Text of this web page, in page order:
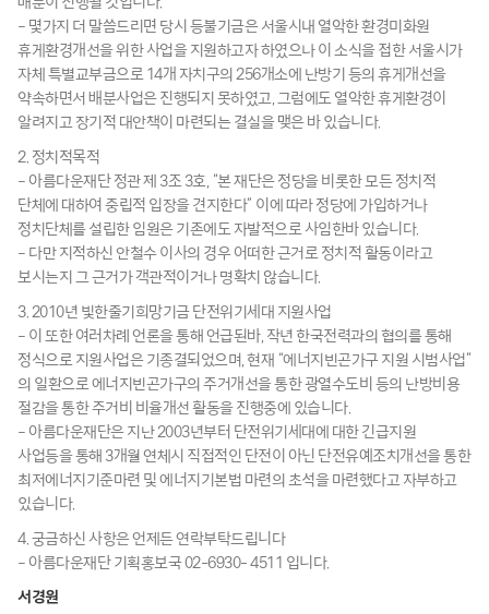
– 몇가지 더 말씀드리면 당시 등불기금은 서울시내 열악한 환경미화원
휴게환경개선을 위한 사업을 지원하고자 하였으나 이 소식을 접한 서울시가
자체 특별교부금으로 14개 자치구의 256개소에 난방기 등의 휴게개선을
약속하면서 배분사업은 진행되지 못하였고, 그럼에도 열악한 휴게환경이
알려지고 장기적 대안책이 마련되는 결실을 맺은 바 있습니다.
2. 정치적목적
– 아름다운재단 정관 제 3조 3호, “본 재단은 정당을 비롯한 모든 정치적
단체에 대하여 중립적 입장을 견지한다” 이에 따라 정당에 가입하거나
정치단체를 설립한 임원은 기존에도 자발적으로 사임한바 있습니다.
– 다만 지적하신 안철수 이사의 경우 어떠한 근거로 정치적 활동이라고
보시는지 그 근거가 객관적이거나 명확치 않습니다.
3. 2010년 빛한줄기희망기금 단전위기세대 지원사업
– 이 또한 여러차례 언론을 통해 언급된바, 작년 한국전력과의 협의를 통해
정식으로 지원사업은 기종결되었으며, 현재 “에너지빈곤가구 지원 시범사업”
의 일환으로 에너지빈곤가구의 주거개선을 통한 광열수도비 등의 난방비용
절감을 통한 주거비 비율개선 활동을 진행중에 있습니다.
– 아름다운재단은 지난 2003년부터 단전위기세대에 대한 긴급지원
사업등을 통해 3개월 연체시 직접적인 단전이 아닌 단전유예조치개선을 통한
최저에너지기준마련 및 에너지기본법 마련의 초석을 마련했다고 자부하고
있습니다.
4. 궁금하신 사항은 언제든 연락부탁드립니다
– 아름다운재단 기획홍보국 02-6930- 4511 입니다.
서경원